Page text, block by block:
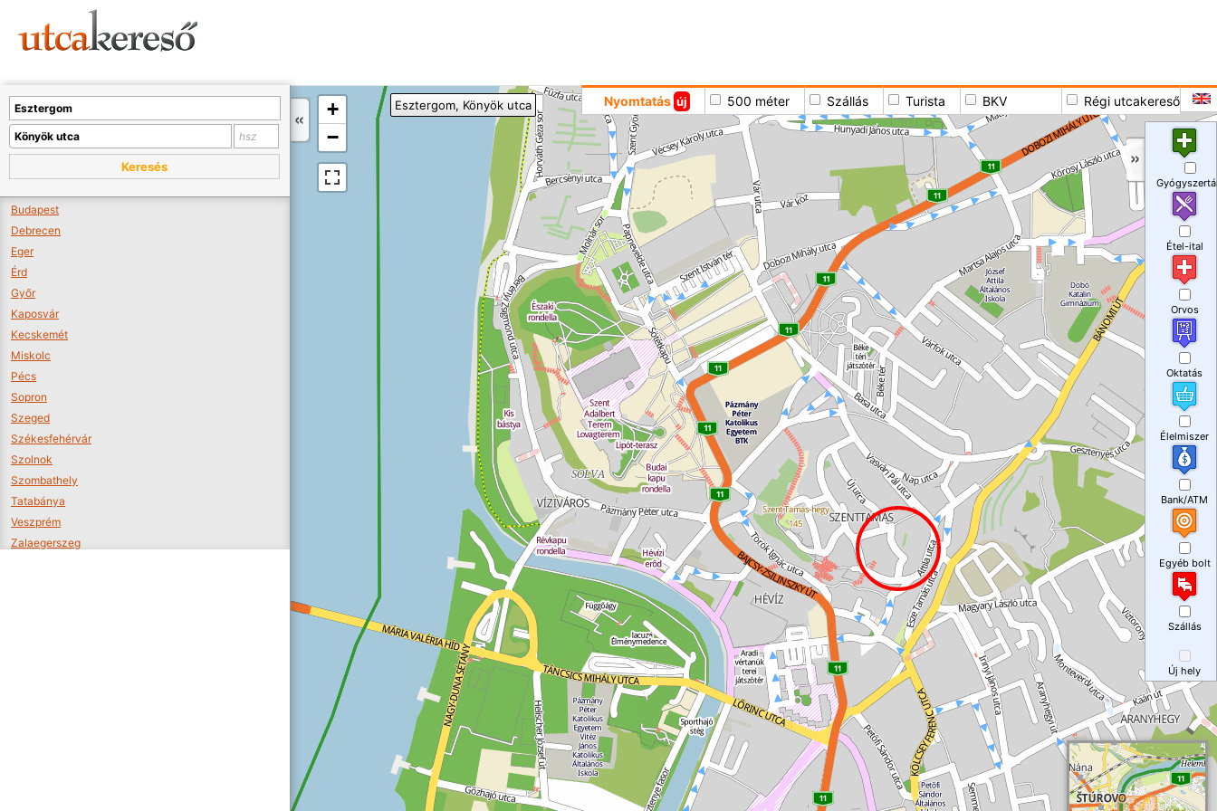
+
−
Nyomtatás új 500 méter Szállás Turista BKV Régi utcakereső
Esztergom, Könyök utca
Keresés
Budapest
Debrecen
Eger
Érd
Győr
Kaposvár
Kecskemét
Miskolc
Pécs
Sopron
Szeged
Székesfehérvár
Szolnok
Szombathely
Tatabánya
Veszprém
Zalaegerszeg
Étel-ital
Orvos
Oktatás
Élelmiszer
Bank/ATM
Egyéb bolt
Szállás
Új hely
A térképet kicsinyíteni kell, hogy látszódjanak a boltok.
Boltok látszódjanak >>